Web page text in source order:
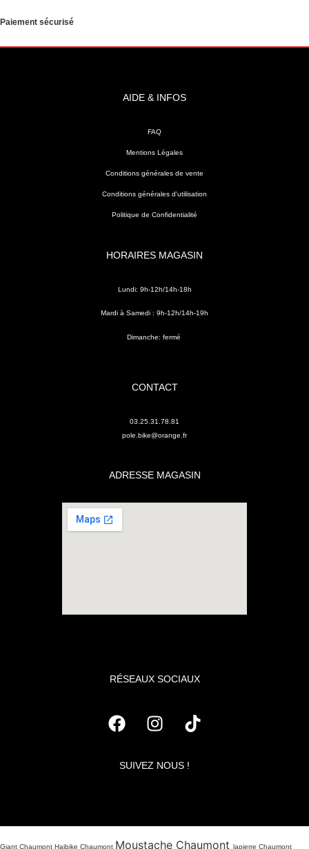
Paiement sécurisé
AIDE & INFOS
FAQ
Mentions Légales
Conditions générales de vente
Conditions générales d'utilisation
Politique de Confidentialité
HORAIRES MAGASIN
Lundi: 9h-12h/14h-18h
Mardi à Samedi : 9h-12h/14h-19h
Dimanche: fermé
CONTACT
03.25.31.78.81
pole.bike@orange.fr
ADRESSE MAGASIN
RÉSEAUX SOCIAUX
SUIVEZ NOUS !
Giant Chaumont Haibike Chaumont Moustache Chaumont lapierre Chaumont